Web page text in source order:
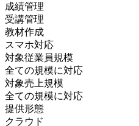
成績管理
受講管理
教材作成
スマホ対応
対象従業員規模
全ての規模に対応
対象売上規模
全ての規模に対応
提供形態
クラウド